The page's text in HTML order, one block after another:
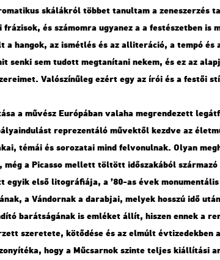
ská­lák­ról töb­bet ta­nul­tam a ze­ne­szer­zés
frá­zi­sok, és szá­mom­ra ugyan­ez a a fes­té­szet­ben
a han­gok, az is­mét­lés és az al­li­te­rá­ció, a tempó
senki sem tu­dott meg­ta­ní­ta­ni nekem, és ez az
Va­ló­szí­nű­leg ezért egy az írói és a fes­tői
a mű­vész Eu­ró­pá­ban va­la­ha meg­ren­de­zett
rep­re­zen­tá­ló mű­vek­től kezd­ve az
témái és so­ro­za­tai mind fel­vo­nul­nak. Olyan
még a Pi­cas­so mel­lett töl­tött idő­sza­ká­ból
egyik első li­tog­rá­fi­á­ja, a ’80-as évek
a Ván­dor­nak a da­rab­jai, me­lyek hosszú idő
ba­rát­sá­gá­nak is em­lé­ket állít, hi­szen ennek a
sze­re­te­te, kö­tő­dé­se és az el­múlt év­ti­ze­dek­ben
hogy a Mű­csar­nok szin­te tel­jes ki­ál­lí­tá­si